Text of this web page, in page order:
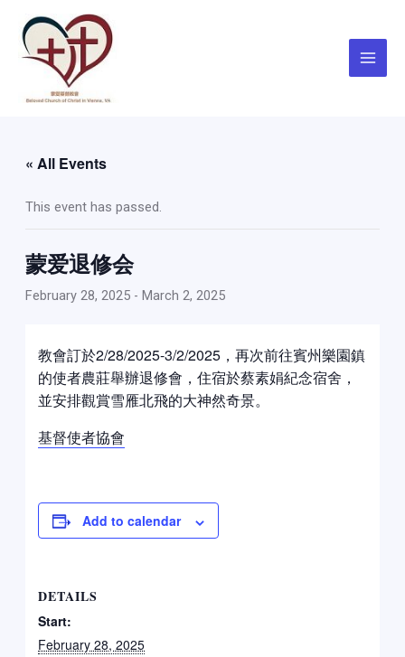
content
Menu
« All Events
This event has passed.
蒙爱退修会
February 28, 2025- March 2, 2025
教會訂於2/28/2025-3/2/2025，再次前往賓州樂園鎮
的使者農莊舉辦退修會，住宿於蔡素娟紀念宿舍，
並安排觀賞雪雁北飛的大神然奇景。
基督使者協會
Add to calendar
DETAILS
Start:
February 28, 2025